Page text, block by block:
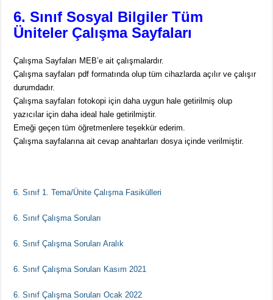
6. Sınıf Sosyal Bilgiler Tüm
Üniteler Çalışma Sayfaları
Çalışma Sayfaları MEB’e ait çalışmalardır.
Çalışma sayfaları pdf formatında olup tüm cihazlarda açılır ve çalışır
durumdadır.
Çalışma sayfaları fotokopi için daha uygun hale getirilmiş olup
yazıcılar için daha ideal hale getirilmiştir.
Emeği geçen tüm öğretmenlere teşekkür ederim.
Çalışma sayfalarına ait cevap anahtarları dosya içinde verilmiştir.
6. Sınıf 1. Tema/Ünite Çalışma Fasikülleri
6. Sınıf Çalışma Soruları
6. Sınıf Çalışma Soruları Aralık
6. Sınıf Çalışma Soruları Kasım 2021
6. Sınıf Çalışma Soruları Ocak 2022